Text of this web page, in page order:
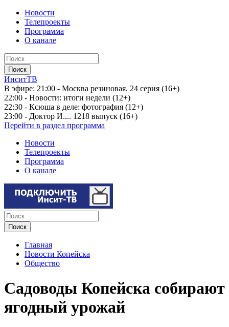
Новости
Телепроекты
Программа
О канале
ИнситТВ
В эфире: 21:00 - Москва резиновая. 24 серия (16+)
22:00 - Новости: итоги недели (12+)
22:30 - Ксюша в деле: фотография (12+)
23:00 - Доктор И.... 1218 выпуск (16+)
Перейти в раздел программа
Новости
Телепроекты
Программа
О канале
Главная
Новости Копейска
Общество
Садоводы Копейска собирают
ягодный урожай